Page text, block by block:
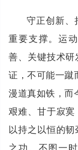
守正创新、
重要支撑。运
善、关键技术
证，不可能一蹴
漫道真如铁，而
艰难、甘于寂寞
以持之以恒的
之功、不图一